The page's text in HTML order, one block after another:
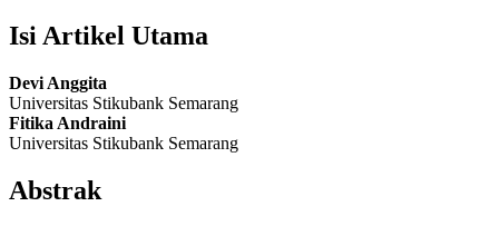
Isi Artikel Utama
Devi Anggita
Universitas Stikubank Semarang
Fitika Andraini
Universitas Stikubank Semarang
Abstrak